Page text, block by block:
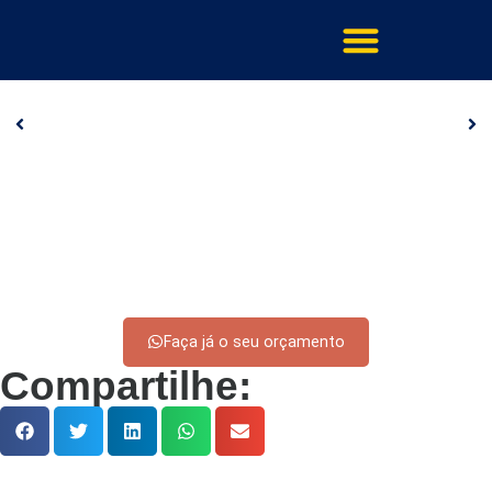
Faça já o seu orçamento
Compartilhe: